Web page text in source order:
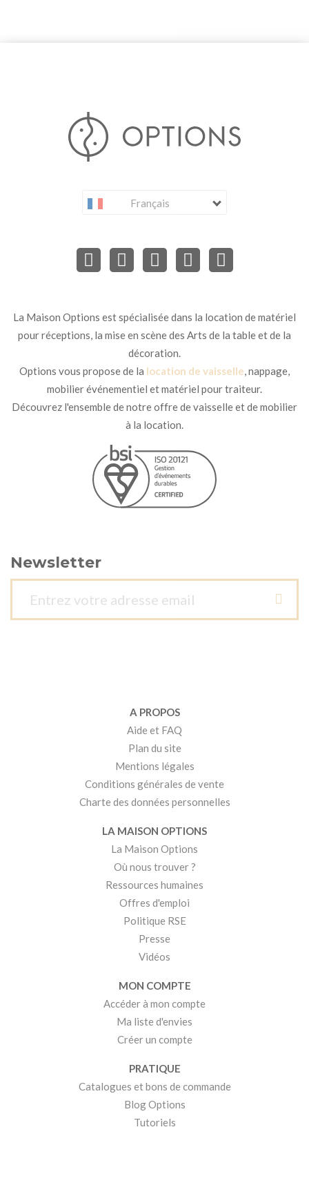
Français
La Maison Options est spécialisée dans la location de matériel
pour réceptions, la mise en scène des Arts de la table et de la
décoration.
Options vous propose de la location de vaisselle, nappage,
mobilier événementiel et matériel pour traiteur.
Découvrez l'ensemble de notre offre de vaisselle et de mobilier
à la location.
Newsletter
A PROPOS
Aide et FAQ
Plan du site
Mentions légales
Conditions générales de vente
Charte des données personnelles
LA MAISON OPTIONS
La Maison Options
Où nous trouver ?
Ressources humaines
Offres d'emploi
Politique RSE
Presse
Vidéos
MON COMPTE
Accéder à mon compte
Ma liste d'envies
Créer un compte
PRATIQUE
Catalogues et bons de commande
Blog Options
Tutoriels